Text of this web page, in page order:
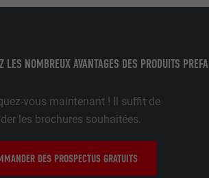
LES NOMBREUX AVANTAGES DES PRODUITS PREFA
vous maintenant ! Il suffit de
les brochures souhaitées.
DES PROSPECTUS GRATUITS
les